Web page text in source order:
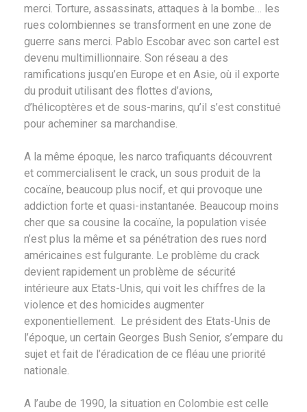
merci. Torture, assassinats, attaques à la bombe… les
rues colombiennes se transforment en une zone de
guerre sans merci. Pablo Escobar avec son cartel est
devenu multimillionnaire. Son réseau a des
ramifications jusqu’en Europe et en Asie, où il exporte
du produit utilisant des flottes d’avions,
d’hélicoptères et de sous-marins, qu’il s’est constitué
pour acheminer sa marchandise.
A la même époque, les narco trafiquants découvrent
et commercialisent le crack, un sous produit de la
cocaïne, beaucoup plus nocif, et qui provoque une
addiction forte et quasi-instantanée. Beaucoup moins
cher que sa cousine la cocaïne, la population visée
n’est plus la même et sa pénétration des rues nord
américaines est fulgurante. Le problème du crack
devient rapidement un problème de sécurité
intérieure aux Etats-Unis, qui voit les chiffres de la
violence et des homicides augmenter
exponentiellement. Le président des Etats-Unis de
l’époque, un certain Georges Bush Senior, s’empare du
sujet et fait de l’éradication de ce fléau une priorité
nationale.
A l’aube de 1990, la situation en Colombie est celle